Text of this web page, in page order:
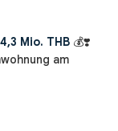
4,3 Mio. THB 💰❣️
am